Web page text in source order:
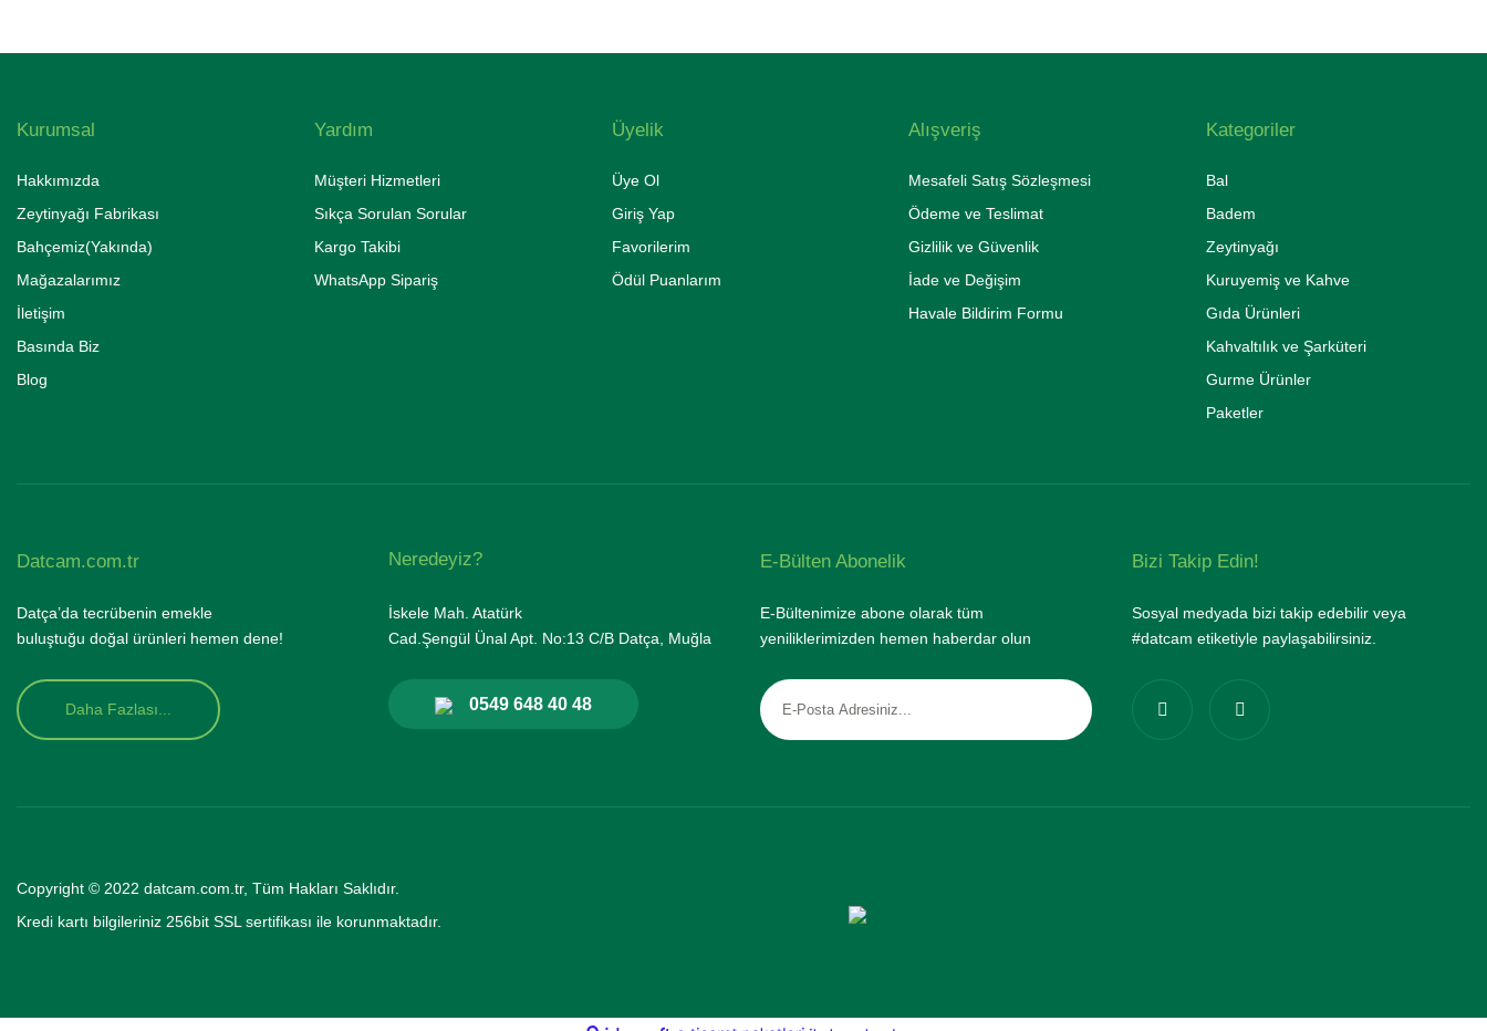
Kurumsal
Hakkımızda
Zeytinyağı Fabrikası
Bahçemiz(Yakında)
Mağazalarımız
İletişim
Basında Biz
Blog
Yardım
Müşteri Hizmetleri
Sıkça Sorulan Sorular
Kargo Takibi
WhatsApp Sipariş
Üyelik
Üye Ol
Giriş Yap
Favorilerim
Ödül Puanlarım
Alışveriş
Mesafeli Satış Sözleşmesi
Ödeme ve Teslimat
Gizlilik ve Güvenlik
İade ve Değişim
Havale Bildirim Formu
Kategoriler
Bal
Badem
Zeytinyağı
Kuruyemiş ve Kahve
Gıda Ürünleri
Kahvaltılık ve Şarküteri
Gurme Ürünler
Paketler
Datcam.com.tr
Datça’da tecrübenin emekle
buluştuğu doğal ürünleri hemen dene!
Daha Fazlası...
Neredeyiz?
İskele Mah. Atatürk
Cad.Şengül Ünal Apt. No:13 C/B Datça, Muğla
0549 648 40 48
E-Bülten Abonelik
E-Bültenimize abone olarak tüm
yeniliklerimizden hemen haberdar olun
Bizi Takip Edin!
Sosyal medyada bizi takip edebilir veya
#datcam etiketiyle paylaşabilirsiniz.
Copyright © 2022 datcam.com.tr, Tüm Hakları Saklıdır.
Kredi kartı bilgileriniz 256bit SSL sertifikası ile korunmaktadır.